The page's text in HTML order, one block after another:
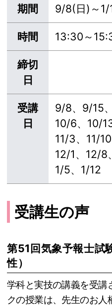
期間 9/8(日)～1/
時間 13:30～
締切
日
受講
日
9/8、9/15
10/6、10/
11/3、11/
12/1、12/8
1/5、1/12
受講生の声
第51回気象予報士
性）
学科と実技の講義を受講
クの授業は、先生のお